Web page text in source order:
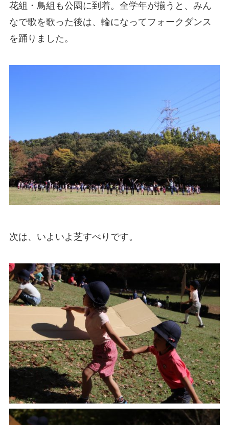
花組・鳥組も公園に到着。全学年が揃うと、みん
なで歌を歌った後は、輪になってフォークダンス
を踊りました。
次は、いよいよ芝すべりです。